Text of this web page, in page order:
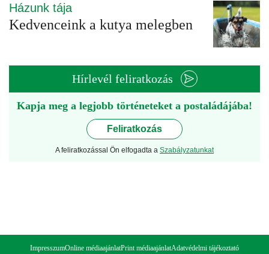
Házunk tája
Kedvenceink a kutya melegben
Hírlevél feliratkozás
Kapja meg a legjobb történeteket a postaládájába!
Feliratkozás
A feliratkozással Ön elfogadta a Szabályzatunkat
ImpresszumOnline médiaajánlatPrint médiaajánlatAdatvédelmi tájékoztató